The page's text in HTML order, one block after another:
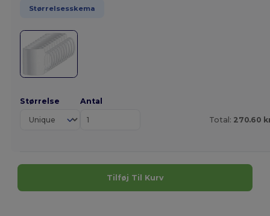
Størrelsesskema
Størrelse Antal
Total: 270.60
Tilføj Til Kurv